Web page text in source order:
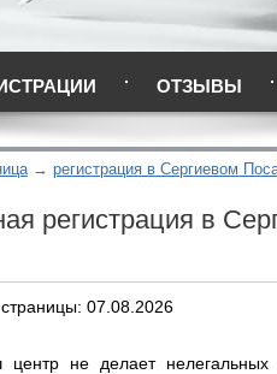
ОТЗЫВЫ
регистрация в Сергиевом
регистрация в
07.08.2026
не делает нелегальных